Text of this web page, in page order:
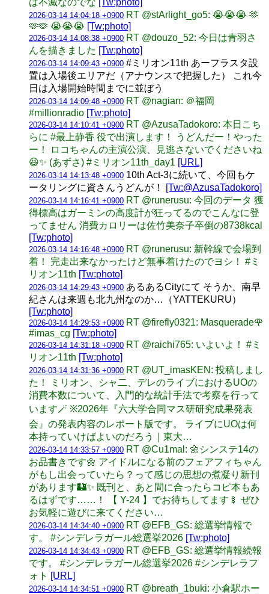
2026-03-14 14:04:18 +0900 RT @stArlight_go5: 😭😭😭 🫶
🫶🫶 😭😭😭 [Tw:photo]
2026-03-14 14:08:38 +0900 RT @douzo_52: 今日は青羽さ
んを描きました [Tw:photo]
2026-03-14 14:09:43 +0900 #ミリオン11th あーフラスタ設
置は入場後エリアだ（アナウンスで把握した） これ今
日は入場開始時間までに並ぼう
2026-03-14 14:09:48 +0900 RT @nagian: ＠福岡
#millionradio [Tw:photo]
2026-03-14 14:10:41 +0900 RT @AzusaTadokoro: 本日こち
らに #最上静香 役で出演します！ うどんだー！やった
ー！ ロコちゃんの主演公演、見逃さないでくださいね
😆✨ (あずさ) #ミリオン11th_day1 [URL]
2026-03-14 14:13:48 +0900 10th Act-3に続いて、今回もケ
ータリングに資さんうどんが！
[Tw:@AzusaTadokoro]
2026-03-14 14:16:41 +0900 RT @runerusu: 今回のデータ 獲
得標高はガーミンの高度計が狂ってるのでこんなに登
ってません 消費カロリーは佐竹美奈子卒倒の8738kcal
[Tw:photo]
2026-03-14 14:16:48 +0900 RT @runerusu: 新幹線で会場到
着！ 完走出来なかったけど無事着けたのでヨシ！ #ミ
リオン11th [Tw:photo]
2026-03-14 14:29:43 +0900 あるあるCityにて そうか、南早
紀さんは来週も北九州なのか…（YATTEKURU）
[Tw:photo]
2026-03-14 14:29:53 +0900 RT @firefly0321: Masquerade🌹
#imas_cg [Tw:photo]
2026-03-14 14:31:18 +0900 RT @raichi765: いよいよ！ #ミ
リオン11th [Tw:photo]
2026-03-14 14:31:36 +0900 RT @UT_imasKEN: 投稿しまし
た！ ミリオン、シャ二、デレのライブにおけるUOの
消費本数について、入門的な統計手法で考察を行って
います🪄 ※2026年『六大学合同マス研研究成果発表
会』の発表内容のレポート版です。 ライブにUOは何
本持っていけばよいのだろう｜東大…
2026-03-14 14:33:57 +0900 RT @Cu1mal: 🌼シンステ14の
お品書きです🌼 アイドルになる前のフェアフィちゃん
がもし出会っていたら？って感じの思想の煮凝り新刊
があります🏰✨ 既刊と、あと間に合ったらコピ本もあ
るはずです……！ 【 Y-24 】でお待ちしてます🍢 ぜひ
お気軽に遊びに来てください…
2026-03-14 14:34:40 +0900 RT @EFB_GS: 総選挙情報で
す。 #シンデレラガール総選挙2026 [Tw:photo]
2026-03-14 14:34:43 +0900 RT @EFB_GS: 総選挙情報続報
です。 #シンデレラガール総選挙2026 #シンデレラフ
ォト [URL]
2026-03-14 14:34:51 +0900 RT @breath_1buki: 小倉駅ホー